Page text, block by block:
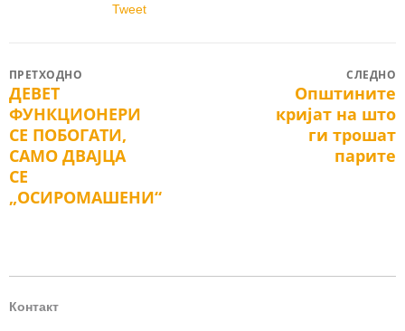
Tweet
Post
navigation
ПРЕТХОДНО
Previous
post:
ДЕВЕТ
ФУНКЦИОНЕРИ
СЕ ПОБОГАТИ,
САМО ДВАЈЦА
СЕ
„ОСИРОМАШEНИ“
СЛЕДНО
post:
Општините
кријат на што
ги трошат
парите
Контакт